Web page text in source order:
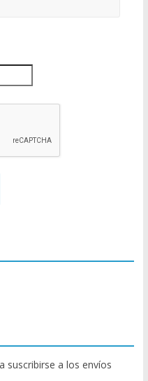
suscribirse a los envíos